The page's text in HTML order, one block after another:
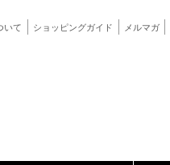
いて ショッピングガイド メルマガ